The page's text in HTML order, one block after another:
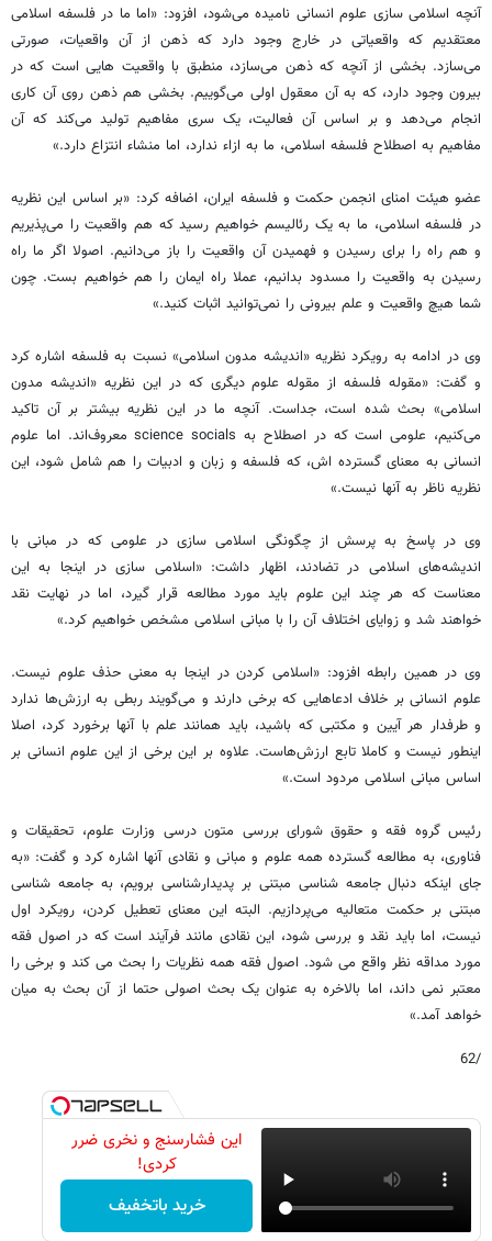
آنچه اسلامی سازی علوم انسانی نامیده می‌شود، افزود: «اما ما در فلسفه اسلامی
معتقدیم که واقعیاتی در خارج وجود دارد که ذهن از آن واقعیات، صورتی
می‌سازد. بخشی از آنچه که ذهن می‌سازد، منطبق با واقعیت هایی است که در
بیرون وجود دارد، که به آن معقول اولی می‌گوییم. بخشی هم ذهن روی آن کاری
انجام می‌دهد و بر اساس آن فعالیت، یک سری مفاهیم تولید می‌کند که آن
مفاهیم به اصطلاح فلسفه اسلامی، ما به ازاء ندارد، اما منشاء انتزاع دارد.»
عضو هیئت امنای انجمن حکمت و فلسفه ایران، اضافه کرد: «بر اساس این نظریه
در فلسفه اسلامی، ما به یک رئالیسم خواهیم رسید که هم واقعیت را می‌پذیریم
و هم راه را برای رسیدن و فهمیدن آن واقعیت را باز می‌دانیم. اصولا اگر ما راه
رسیدن به واقعیت را مسدود بدانیم، عملا راه ایمان را هم خواهیم بست. چون
شما هیچ واقعیت و علم بیرونی را نمی‌توانید اثبات کنید.»
وی در ادامه به رویکرد نظریه «اندیشه مدون اسلامی» نسبت به فلسفه اشاره کرد
و گفت: «مقوله فلسفه از مقوله علوم دیگری که در این نظریه «اندیشه مدون
اسلامی» بحث شده است، جداست. آنچه ما در این نظریه بیشتر بر آن تاکید
می‌کنیم، علومی است که در اصطلاح به science socials معروف‌اند. اما علوم
انسانی به معنای گسترده اش، که فلسفه و زبان و ادبیات را هم شامل شود، این
نظریه ناظر به آنها نیست.»
وی در پاسخ به پرسش از چگونگی اسلامی سازی در علومی که در مبانی با
اندیشه‌های اسلامی در تضادند، اظهار داشت: «اسلامی سازی در اینجا به این
معناست که هر چند این علوم باید مورد مطالعه قرار گیرد، اما در نهایت نقد
خواهند شد و زوایای اختلاف آن را با مبانی اسلامی مشخص خواهیم کرد.»
وی در همین رابطه افزود: «اسلامی کردن در اینجا به معنی حذف علوم نیست.
علوم انسانی بر خلاف ادعاهایی که برخی دارند و می‌گویند ربطی به ارزش‌ها ندارد
و طرفدار هر آیین و مکتبی که باشید، باید همانند علم با آنها برخورد کرد، اصلا
اینطور نیست و کاملا تابع ارزش‌هاست. علاوه بر این برخی از این علوم انسانی بر
اساس مبانی اسلامی مردود است.»
رئیس گروه فقه و حقوق شورای بررسی متون درسی وزارت علوم، تحقیقات و
فناوری، به مطالعه گسترده همه علوم و مبانی و نقادی آنها اشاره کرد و گفت: «به
جای اینکه دنبال جامعه شناسی مبتنی بر پدیدارشناسی برویم، به جامعه شناسی
مبتنی بر حکمت متعالیه می‌پردازیم. البته این معنای تعطیل کردن، رویکرد اول
نیست، اما باید نقد و بررسی شود، این نقادی مانند فرآیند است که در اصول فقه
مورد مداقه نظر واقع می شود. اصول فقه همه نظریات را بحث می کند و برخی را
معتبر نمی داند، اما بالاخره به عنوان یک بحث اصولی حتما از آن بحث به میان
خواهد آمد.»
/62
این فشارسنج و نخری ضرر
کردی!
خرید باتخفیف